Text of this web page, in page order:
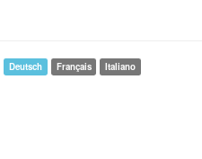
Deutsch Français Italiano